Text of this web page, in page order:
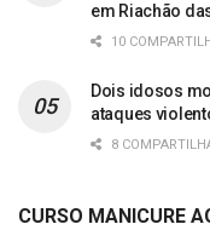
em Riachão
10
Dois idosos
ataques
8
CURSO MANICURE